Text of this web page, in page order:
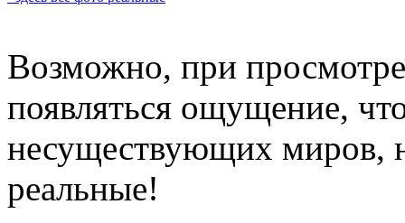
Возможно, при просмотре
появляться ощущение,
несуществующих миров,
реальные!